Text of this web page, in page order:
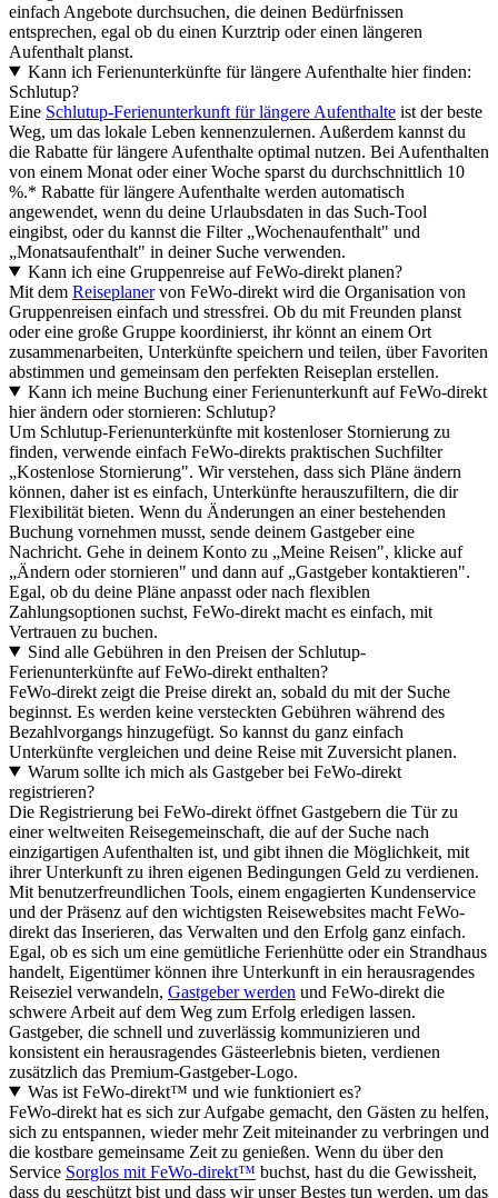
einfach Angebote durchsuchen, die deinen Bedürfnissen
entsprechen, egal ob du einen Kurztrip oder einen längeren
Aufenthalt planst.
Kann ich Ferienunterkünfte für längere Aufenthalte hier finden:
Schlutup?
Eine Schlutup-Ferienunterkunft für längere Aufenthalte ist der beste
Weg, um das lokale Leben kennenzulernen. Außerdem kannst du
die Rabatte für längere Aufenthalte optimal nutzen. Bei Aufenthalten
von einem Monat oder einer Woche sparst du durchschnittlich 10
%.* Rabatte für längere Aufenthalte werden automatisch
angewendet, wenn du deine Urlaubsdaten in das Such-Tool
eingibst, oder du kannst die Filter „Wochenaufenthalt" und
„Monatsaufenthalt" in deiner Suche verwenden.
Kann ich eine Gruppenreise auf FeWo-direkt planen?
Mit dem Reiseplanervon FeWo-direkt wird die Organisation von
Gruppenreisen einfach und stressfrei. Ob du mit Freunden planst
oder eine große Gruppe koordinierst, ihr könnt an einem Ort
zusammenarbeiten, Unterkünfte speichern und teilen, über Favoriten
abstimmen und gemeinsam den perfekten Reiseplan erstellen.
Kann ich meine Buchung einer Ferienunterkunft auf FeWo-direkt
hier ändern oder stornieren: Schlutup?
Um Schlutup-Ferienunterkünfte mit kostenloser Stornierung zu
finden, verwende einfach FeWo-direkts praktischen Suchfilter
„Kostenlose Stornierung". Wir verstehen, dass sich Pläne ändern
können, daher ist es einfach, Unterkünfte herauszufiltern, die dir
Flexibilität bieten. Wenn du Änderungen an einer bestehenden
Buchung vornehmen musst, sende deinem Gastgeber eine
Nachricht. Gehe in deinem Konto zu „Meine Reisen", klicke auf
„Ändern oder stornieren" und dann auf „Gastgeber kontaktieren".
Egal, ob du deine Pläne anpasst oder nach flexiblen
Zahlungsoptionen suchst, FeWo-direkt macht es einfach, mit
Vertrauen zu buchen.
Sind alle Gebühren in den Preisen der Schlutup-
Ferienunterkünfte auf FeWo-direkt enthalten?
FeWo-direkt zeigt die Preise direkt an, sobald du mit der Suche
beginnst. Es werden keine versteckten Gebühren während des
Bezahlvorgangs hinzugefügt. So kannst du ganz einfach
Unterkünfte vergleichen und deine Reise mit Zuversicht planen.
Warum sollte ich mich als Gastgeber bei FeWo-direkt
registrieren?
Die Registrierung bei FeWo-direkt öffnet Gastgebern die Tür zu
einer weltweiten Reisegemeinschaft, die auf der Suche nach
einzigartigen Aufenthalten ist, und gibt ihnen die Möglichkeit, mit
ihrer Unterkunft zu ihren eigenen Bedingungen Geld zu verdienen.
Mit benutzerfreundlichen Tools, einem engagierten Kundenservice
und der Präsenz auf den wichtigsten Reisewebsites macht FeWo-
direkt das Inserieren, das Verwalten und den Erfolg ganz einfach.
Egal, ob es sich um eine gemütliche Ferienhütte oder ein Strandhaus
handelt, Eigentümer können ihre Unterkunft in ein herausragendes
Reiseziel verwandeln, Gastgeber werden und FeWo-direkt die
schwere Arbeit auf dem Weg zum Erfolg erledigen lassen.
Gastgeber, die schnell und zuverlässig kommunizieren und
konsistent ein herausragendes Gästeerlebnis bieten, verdienen
zusätzlich das Premium-Gastgeber-Logo.
Was ist FeWo-direkt™ und wie funktioniert es?
FeWo-direkt hat es sich zur Aufgabe gemacht, den Gästen zu helfen,
sich zu entspannen, wieder mehr Zeit miteinander zu verbringen und
die kostbare gemeinsame Zeit zu genießen. Wenn du über den
Service Sorglos mit FeWo-direkt™ buchst, hast du die Gewissheit,
dass du geschützt bist und dass wir unser Bestes tun werden, um das